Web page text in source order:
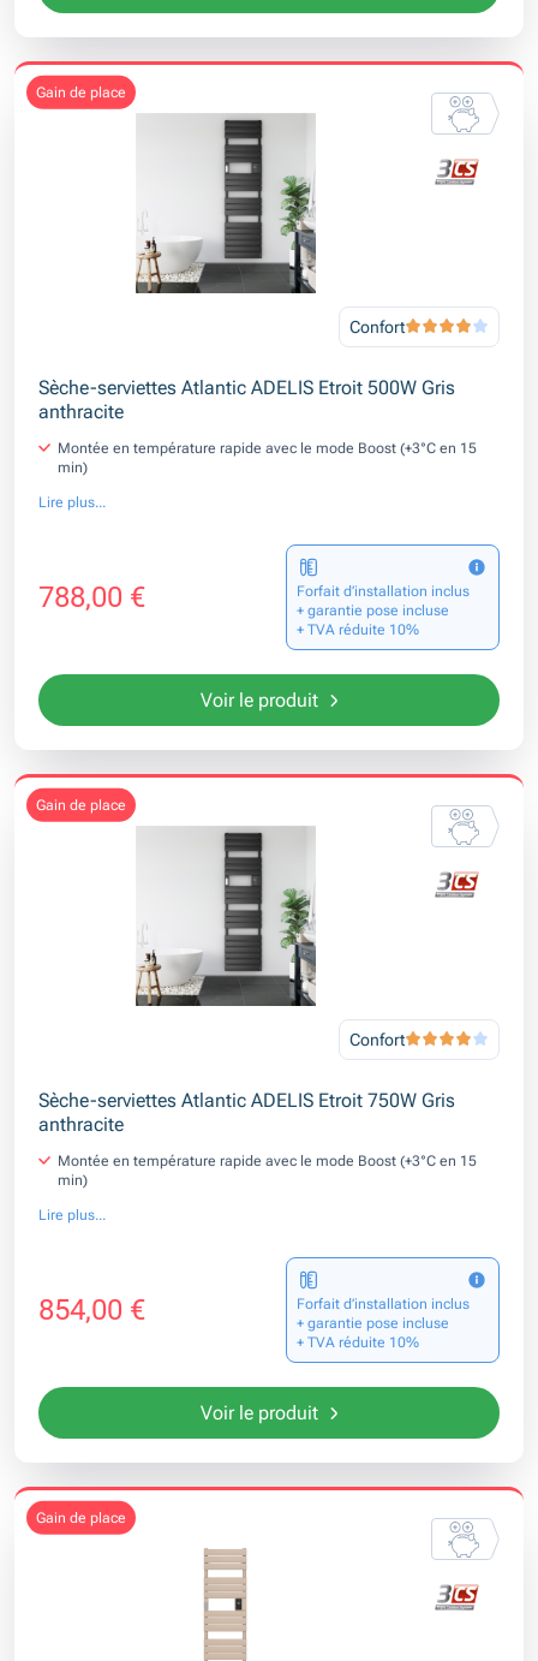
gain de place
Confort
Sèche-serviettes Atlantic ADELIS Etroit 500W Gris
anthracite
Montée en température rapide avec le mode Boost (+3°C en 15
min)
Lire plus...
788,00 €
Forfait d’installation inclus
+ garantie pose incluse
+ TVA réduite 10%
Voir le produit
gain de place
Confort
Sèche-serviettes Atlantic ADELIS Etroit 750W Gris
anthracite
Montée en température rapide avec le mode Boost (+3°C en 15
min)
Lire plus...
854,00 €
Forfait d’installation inclus
+ garantie pose incluse
+ TVA réduite 10%
Voir le produit
gain de place